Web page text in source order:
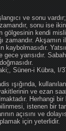
ve sonu
sonu ise
gölgesinin kendi
zamandır. Akşamın
kaybolmasıdır.
gece yarısıdır.
Sünen-i Kübra, I/
ışığında,
ve ezan
Herhangi
istenen bir
açısını ve
için yeterlidir.